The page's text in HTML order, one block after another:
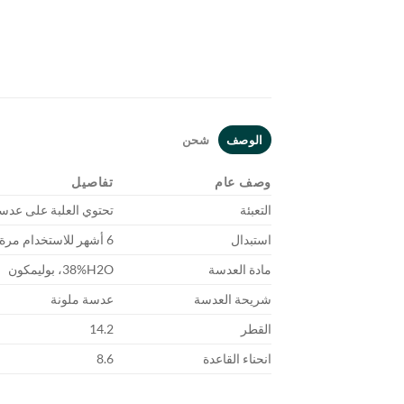
الوصف شحن
وصف عام
تفاصيل
التعبئة
تحتوي العلبة على
استبدال
6 أشهر للاستخدام مرة واحدة
مادة العدسة
38%H2O، بوليمكون
شريحة العدسة
عدسة ملونة
القطر
14.2
انحناء القاعدة
8.6